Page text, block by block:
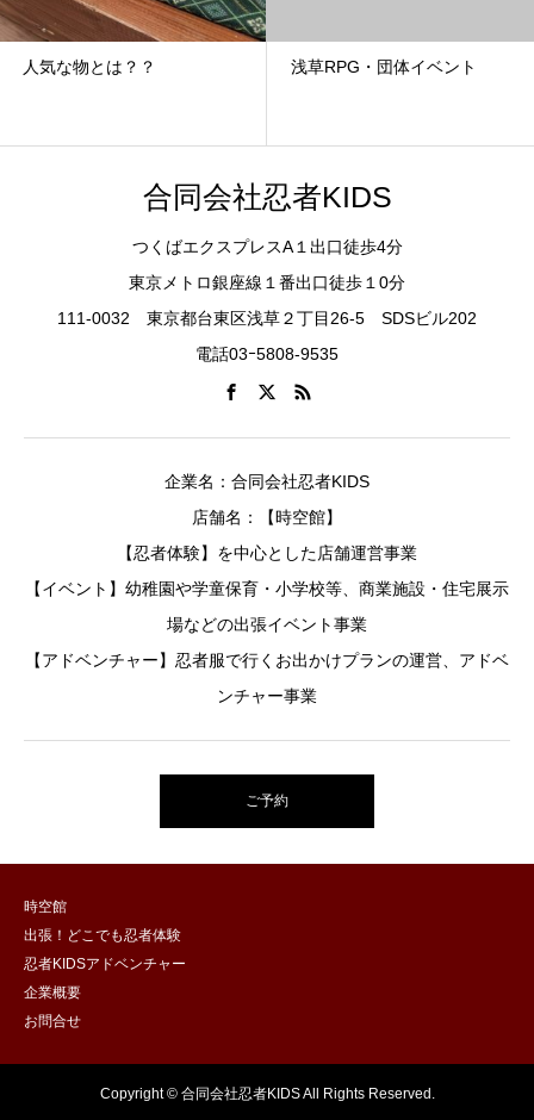
人気な物とは？？ 浅草RPG・団体イベント
合同会社忍者KIDS
つくばエクスプレスA１出口徒歩4分
東京メトロ銀座線１番出口徒歩１0分
111-0032 東京都台東区浅草２丁目26-5 SDSビル202
電話03ｰ5808-9535
企業名：合同会社忍者KIDS
店舗名：【時空館】
【忍者体験】を中心とした店舗運営事業
【イベント】幼稚園や学童保育・小学校等、商業施設・住宅展示
場などの出張イベント事業
【アドベンチャー】忍者服で行くお出かけプランの運営、アドベ
ンチャー事業
ご予約
時空館
出張！どこでも忍者体験
忍者KIDSアドベンチャー
企業概要
お問合せ
Copyright © 合同会社忍者KIDS All Rights Reserved.